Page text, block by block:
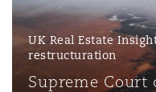
UK Real Estate
restructuration
Supreme